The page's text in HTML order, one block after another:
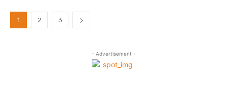
1 2 3
- Advertisement -